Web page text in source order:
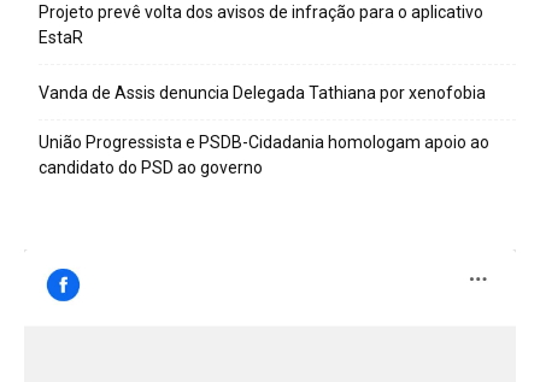
Projeto prevê volta dos avisos de infração para o aplicativo
EstaR
Vanda de Assis denuncia Delegada Tathiana por xenofobia
União Progressista e PSDB-Cidadania homologam apoio ao
candidato do PSD ao governo